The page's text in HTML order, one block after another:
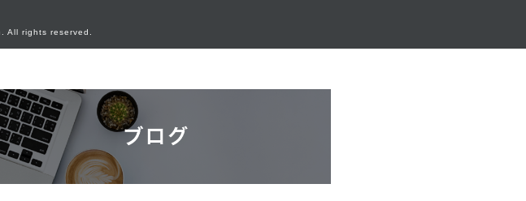
All rights reserved.